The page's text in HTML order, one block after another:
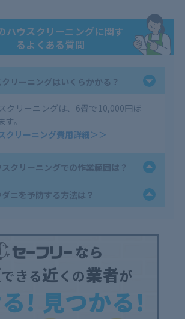
ハウスクリーニングに関す
るよくある質問
リーニングはいくらかかる？
クリーニングは、6畳で10,000円ほ
す。
クリーニング費用詳細＞＞
クリーニングでの作業範囲は？
ニを予防する方法は？
できる近くの業者が
! 見つかる!